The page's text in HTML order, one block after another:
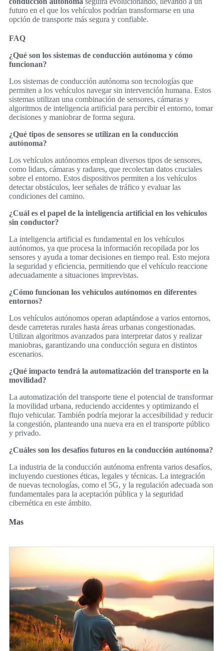
futuro en el que los vehículos podrían transformarse en una
opción de transporte más segura y confiable.
FAQ
¿Qué son los sistemas de conducción autónoma y cómo
funcionan?
Los sistemas de conducción autónoma son tecnologías que
permiten a los vehículos navegar sin intervención humana. Estos
sistemas utilizan una combinación de sensores, cámaras y
algoritmos de inteligencia artificial para percibir el entorno, tomar
decisiones y maniobrar de forma segura.
¿Qué tipos de sensores se utilizan en la conducción
autónoma?
Los vehículos autónomos emplean diversos tipos de sensores,
como lidars, cámaras y radares, que recolectan datos cruciales
sobre el entorno. Estos dispositivos permiten a los vehículos
detectar obstáculos, leer señales de tráfico y evaluar las
condiciones del camino.
¿Cuál es el papel de la inteligencia artificial en los vehículos
sin conductor?
La inteligencia artificial es fundamental en los vehículos
autónomos, ya que procesa la información recopilada por los
sensores y ayuda a tomar decisiones en tiempo real. Esto mejora
la seguridad y eficiencia, permitiendo que el vehículo reaccione
adecuadamente a situaciones imprevistas.
¿Cómo funcionan los vehículos autónomos en diferentes
entornos?
Los vehículos autónomos operan adaptándose a varios entornos,
desde carreteras rurales hasta áreas urbanas congestionadas.
Utilizan algoritmos avanzados para interpretar datos y realizar
maniobras, garantizando una conducción segura en distintos
escenarios.
¿Qué impacto tendrá la automatización del transporte en la
movilidad?
La automatización del transporte tiene el potencial de transformar
la movilidad urbana, reduciendo accidentes y optimizando el
flujo vehicular. También podría mejorar la accesibilidad y reducir
la congestión, planteando una nueva era en el transporte público
y privado.
¿Cuáles son los desafíos futuros en la conducción autónoma?
La industria de la conducción autónoma enfrenta varios desafíos,
incluyendo cuestiones éticas, legales y técnicas. La integración
de nuevas tecnologías, como el 5G, y la regulación adecuada son
fundamentales para la aceptación pública y la seguridad
cibernética en este ámbito.
Mas